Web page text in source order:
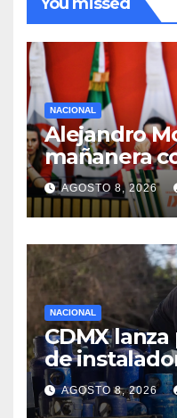
NACIONAL
Alejandro
mañanera
de control y
del derecho
AGOSTO 8, 2026
NACIONAL
CDMX
de
de gas y
explosión
AGOSTO 8, 2026